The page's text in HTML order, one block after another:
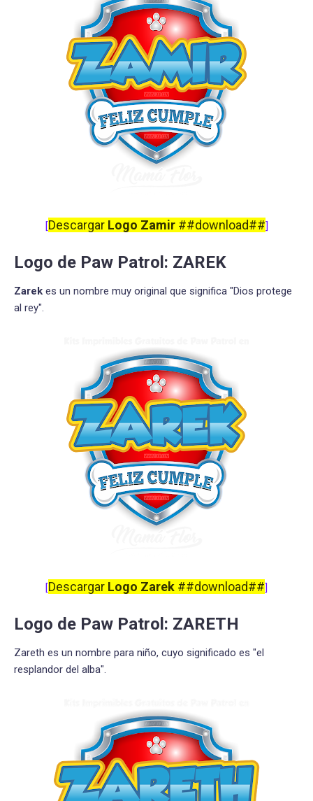
[Descargar Logo Zamir##download##]
Logo de Paw Patrol: ZAREK
Zarek es un nombre muy original que significa "Dios protege
al rey".
[Descargar Logo Zarek ##download##]
Logo de Paw Patrol: ZARETH
Zareth es un nombre para niño, cuyo significado es "el
resplandor del alba".